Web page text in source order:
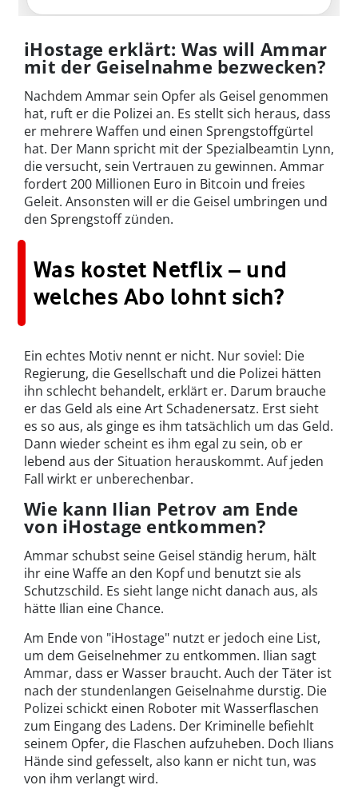
iHostage erklärt: Was will Ammar
mit der Geiselnahme bezwecken?
Nachdem Ammar sein Opfer als Geisel genommen
hat, ruft er die Polizei an. Es stellt sich heraus, dass
er mehrere Waffen und einen Sprengstoffgürtel
hat. Der Mann spricht mit der Spezialbeamtin Lynn,
die versucht, sein Vertrauen zu gewinnen. Ammar
fordert 200 Millionen Euro in Bitcoin und freies
Geleit. Ansonsten will er die Geisel umbringen und
den Sprengstoff zünden.
Was kostet Netflix – und
welches Abo lohnt sich?
Ein echtes Motiv nennt er nicht. Nur soviel: Die
Regierung, die Gesellschaft und die Polizei hätten
ihn schlecht behandelt, erklärt er. Darum brauche
er das Geld als eine Art Schadenersatz. Erst sieht
es so aus, als ginge es ihm tatsächlich um das Geld.
Dann wieder scheint es ihm egal zu sein, ob er
lebend aus der Situation herauskommt. Auf jeden
Fall wirkt er unberechenbar.
Wie kann Ilian Petrov am Ende
von iHostage entkommen?
Ammar schubst seine Geisel ständig herum, hält
ihr eine Waffe an den Kopf und benutzt sie als
Schutzschild. Es sieht lange nicht danach aus, als
hätte Ilian eine Chance.
Am Ende von "iHostage" nutzt er jedoch eine List,
um dem Geiselnehmer zu entkommen. Ilian sagt
Ammar, dass er Wasser braucht. Auch der Täter ist
nach der stundenlangen Geiselnahme durstig. Die
Polizei schickt einen Roboter mit Wasserflaschen
zum Eingang des Ladens. Der Kriminelle befiehlt
seinem Opfer, die Flaschen aufzuheben. Doch Ilians
Hände sind gefesselt, also kann er nicht tun, was
von ihm verlangt wird.